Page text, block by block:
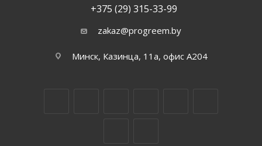
+375 (29) 315-33-99
zakaz@progreem.by
Минск, Казинца, 11а, офис А204